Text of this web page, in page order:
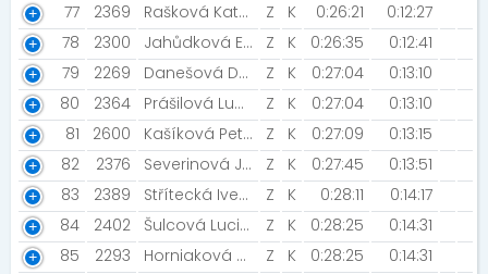
77
2369 Rašková Kateřina Z K 0:26:21
0:12:27
78
2300 Jahůdková Eva Z K 0:26:35
0:12:41
79
2269 Danešová Denisa [Břeclav] Z K 0:27:04
0:13:10
80
2364 Prášilová Lucie Z K 0:27:04
0:13:10
81
2600 Kašíková Petra [SRTG Kroměříž] Z K 0:27:09
0:13:15
82
2376 Severinová Jindra Z K 0:27:45
0:13:51
83
2389 Střítecká Iveta Z K 0:28:11
0:14:17
84
2402 Šulcová Lucie [Studio 3r Brno] Z K 0:28:25
0:14:31
85
2293 Horniaková Zita [Studio 3R Brno] Z K 0:28:25
0:14:31